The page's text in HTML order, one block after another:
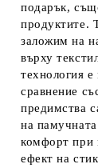
подарък,
продуктите.
заложим на
върху
технология
сравнение
предимства
на
комфорт при
ефект на